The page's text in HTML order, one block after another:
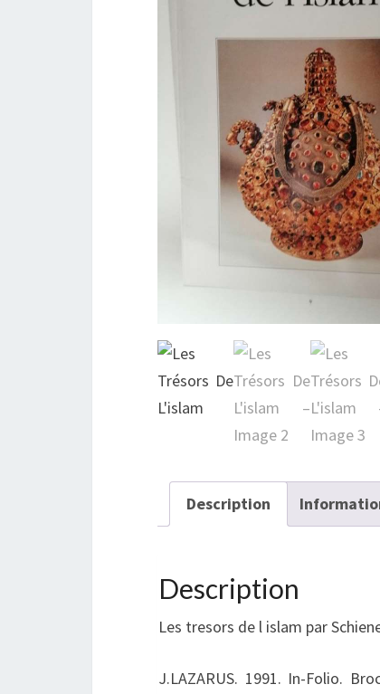
Description
Description
Les tresors de l islam par
J.LAZARUS. 1991. In-Folio.